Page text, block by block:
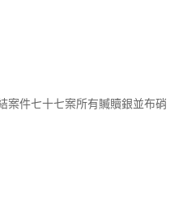
案件七十七案所有贓贖銀並布硝